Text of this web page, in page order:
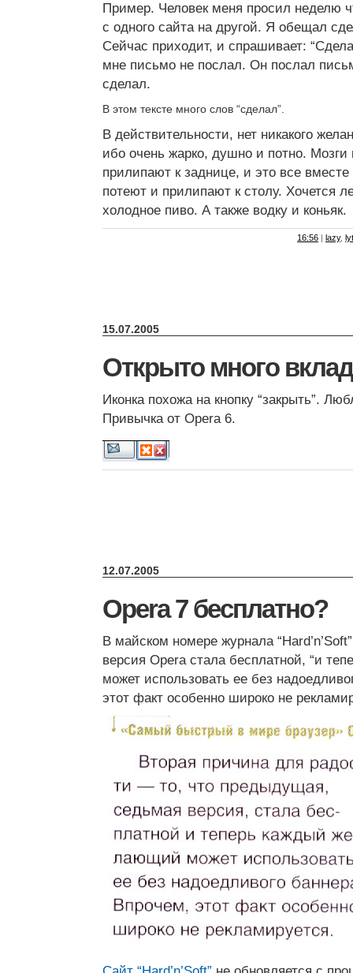
Пример. Человек меня просил неделю
с одного сайта на другой. Я обещал
Сейчас приходит, и спрашивает:
мне письмо не послал. Он послал
сделал.
В этом тексте много слов “сделал”.
В действительности, нет никакого
ибо очень жарко, душно и потно. Мозги
прилипают к заднице, и это все вместе
потеют и прилипают к столу. Хочется
холодное пиво. А также водку и коньяк.
16:56 | lazy,
15.07.2005
Открыто много
Иконка похожа на кнопку “закрыть”.
Привычка от Opera 6.
12.07.2005
Opera 7 бесплатно?
В майском номере журнала
версия Opera стала бесплатной, “и
может использовать ее без
этот факт особенно широко не